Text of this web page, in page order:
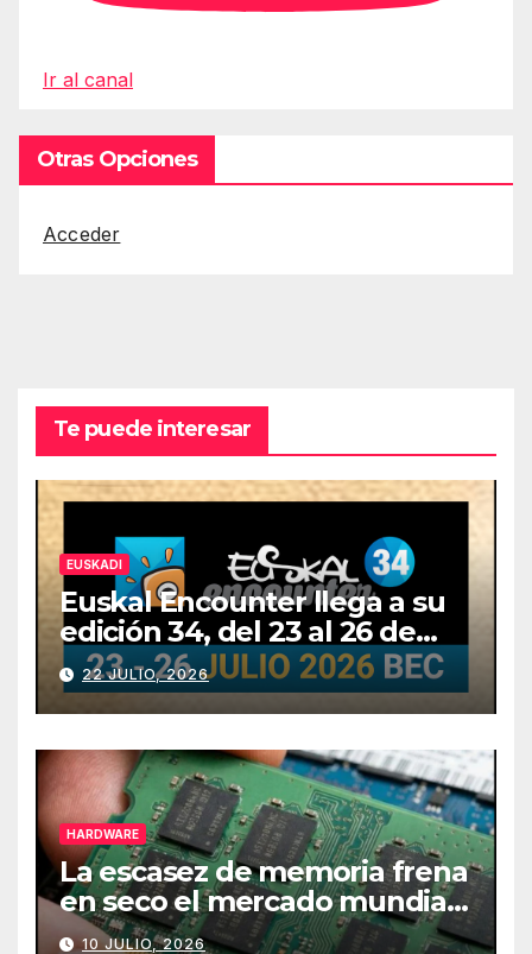
Ir al canal
Otras Opciones
Acceder
Te puede interesar
EUSKADI
Euskal Encounter llega a su
edición 34, del 23 al 26 de
julio
22 JULIO, 2026
HARDWARE
La escasez de memoria frena
en seco el mercado mundial
de PCs
10 JULIO, 2026